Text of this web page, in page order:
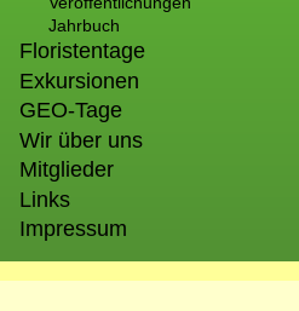
Jahrbuch
Floristentage
Exkursionen
GEO-Tage
Wir über uns
Mitglieder
Links
Impressum